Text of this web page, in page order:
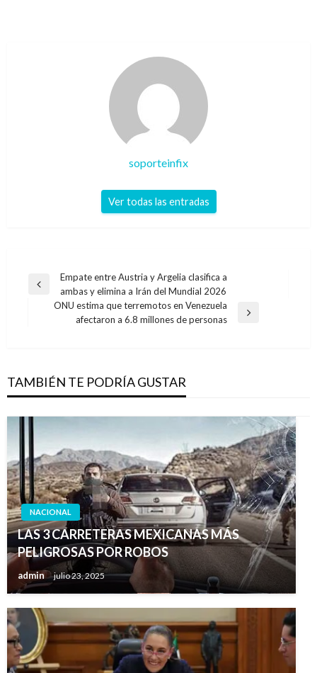
soporteinfix
Ver todas las entradas
Navegación
entradas
Entrada
anterior
Empate entre Austria y Argelia clasifica a
ambas y elimina a Irán del Mundial 2026
ONU estima que terremotos en Venezuela
afectaron a 6.8 millones de personas
TAMBIÉN TE PODRÍA GUSTAR
NACIONAL
LAS 3 CARRETERAS MEXICANAS MÁS
PELIGROSAS POR ROBOS
admin julio 23, 2025